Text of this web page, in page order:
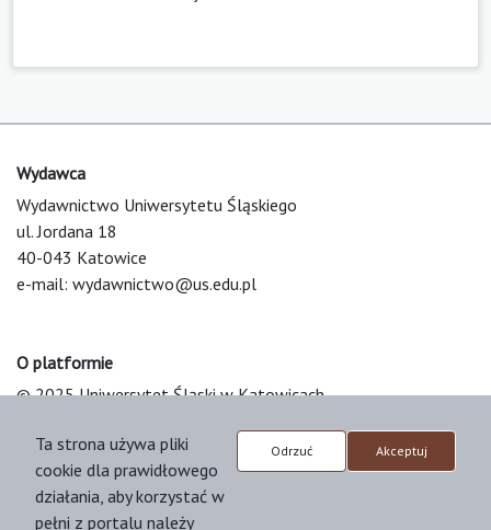
Wydawca
Wydawnictwo Uniwersytetu Śląskiego
ul. Jordana 18
40-043 Katowice
e-mail: wydawnictwo@us.edu.pl
O platformie
© 2025 Uniwersytet Śląski w Katowicach
Platform & Workflow by OJS/PKP
Ta strona używa pliki
cookie dla prawidłowego
działania, aby korzystać w
pełni z portalu należy
Odrzuć Akceptuj